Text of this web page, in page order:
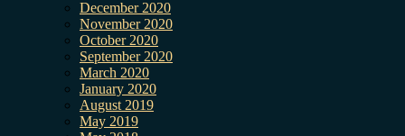
December 2020
November 2020
October 2020
September 2020
March 2020
January 2020
August 2019
May 2019